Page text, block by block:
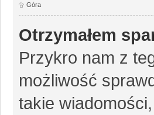
Góra
Otrzymałem
Przykro nam z
możliwość
takie